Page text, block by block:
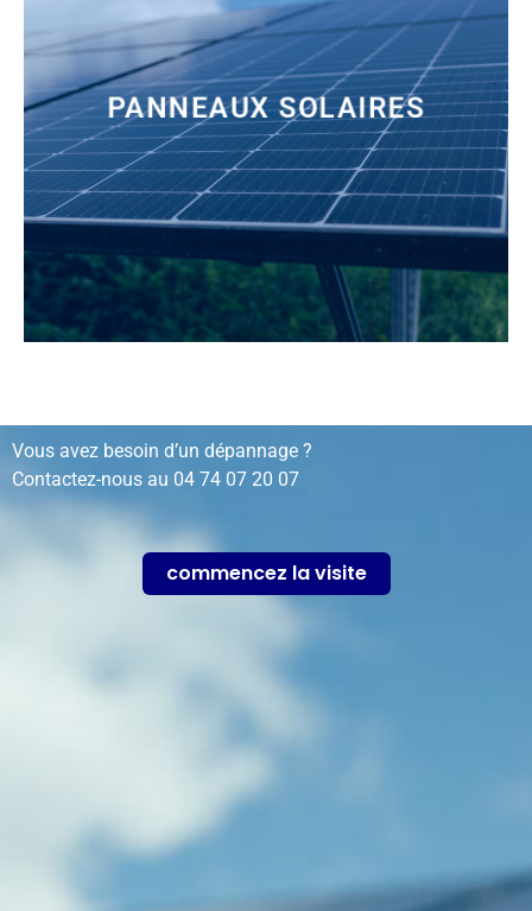
PANNEAUX SOLAIRES
installation, rénovation, dépannage…
Vous avez besoin d’un dépannage ?
Contactez-nous au 04 74 07 20 07
commencez la visite